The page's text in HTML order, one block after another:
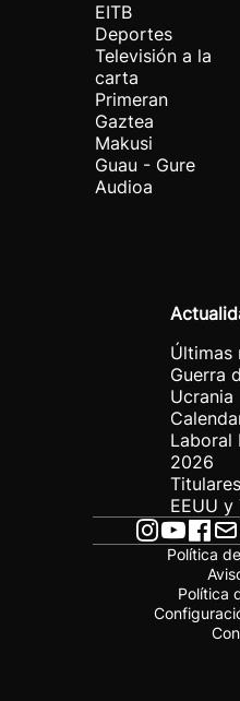
EITB
Deportes
Televisión a la
carta
Primeran
Gaztea
Makusi
Guau - Gure
Audioa
Últimas
Guerra
Ucrania
Laboral
2026
EEUU y
Política
Política